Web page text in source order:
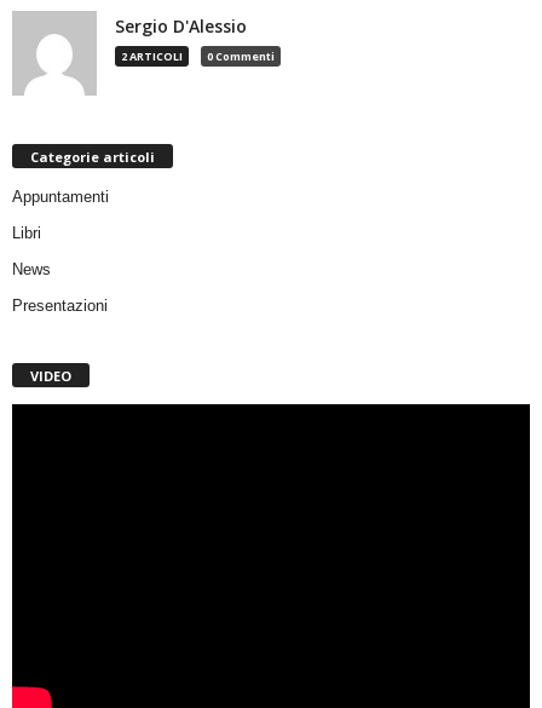
Sergio D'Alessio
2 ARTICOLI 0 Commenti
Categorie articoli
Appuntamenti
Libri
News
Presentazioni
VIDEO